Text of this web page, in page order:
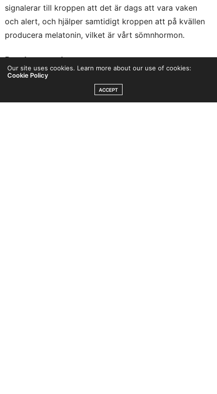
signalerar till kroppen att det är dags att vara vaken
och alert, och hjälper samtidigt kroppen att på kvällen
producera melatonin, vilket är vårt sömnhormon.
Resultatet av det ger:
Bättre sömnkvalitet
Our site uses cookies. Learn more about our use of cookies:
Cookie Policy
ACCEPT